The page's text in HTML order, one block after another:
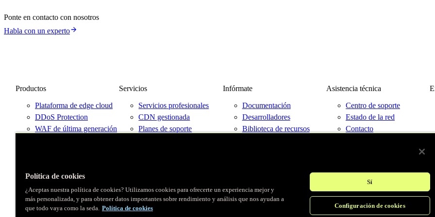
Ponte en contacto con nosotros
Habla con un experto
Productos
Plataforma de edge cloud
DDoS Protection
WAF de última generación
Servicios
Servicios profesionales
CDN gestionada
Planes de soporte
Infórmate
Documentación
Desarrolladores
Biblioteca de recursos
Asistencia técnica
Centro de soporte
Estado de la red
Contacto
© Fastly 2026
Condiciones del servicio
X
LinkedIn
Política de cookies
¿Aceptas nuestra política de cookies? Utilizamos cookies para ofrecerte un experiencia mejor y
más personalizada, y para obtener datos importantes sobre rendimiento y análisis que nos ayudan a
que todo vaya como la seda. Política de cookies
Sí
Configuración de cookies